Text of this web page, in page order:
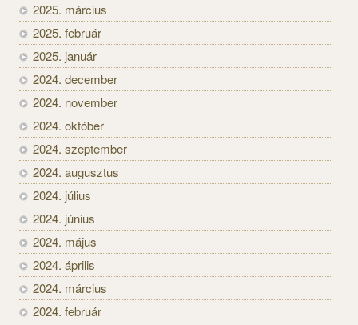
2025. március
2025. február
2025. január
2024. december
2024. november
2024. október
2024. szeptember
2024. augusztus
2024. július
2024. június
2024. május
2024. április
2024. március
2024. február